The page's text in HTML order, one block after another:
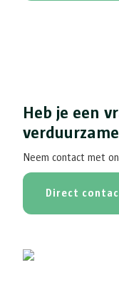
Heb je een
Neem contact met
Direct